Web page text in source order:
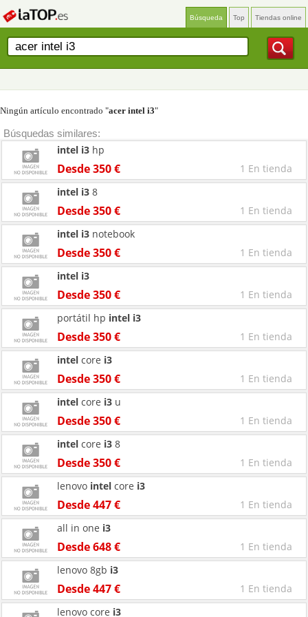
Búsqueda Top Tiendas online
Ningún artículo encontrado "acer intel i3"
Búsquedas similares:
Desde 350 € 1 En tienda
intel i3 hp
Desde 350 € 1 En tienda
intel i3 8
Desde 350 € 1 En tienda
intel i3 notebook
Desde 350 € 1 En tienda
intel i3
Desde 350 € 1 En tienda
portátil hp intel i3
Desde 350 € 1 En tienda
intel core i3
Desde 350 € 1 En tienda
intel core i3 u
Desde 350 € 1 En tienda
intel core i3 8
Desde 447 € 1 En tienda
lenovo intel core i3
Desde 648 € 1 En tienda
all in one i3
Desde 447 € 1 En tienda
lenovo 8gb i3
lenovo core i3